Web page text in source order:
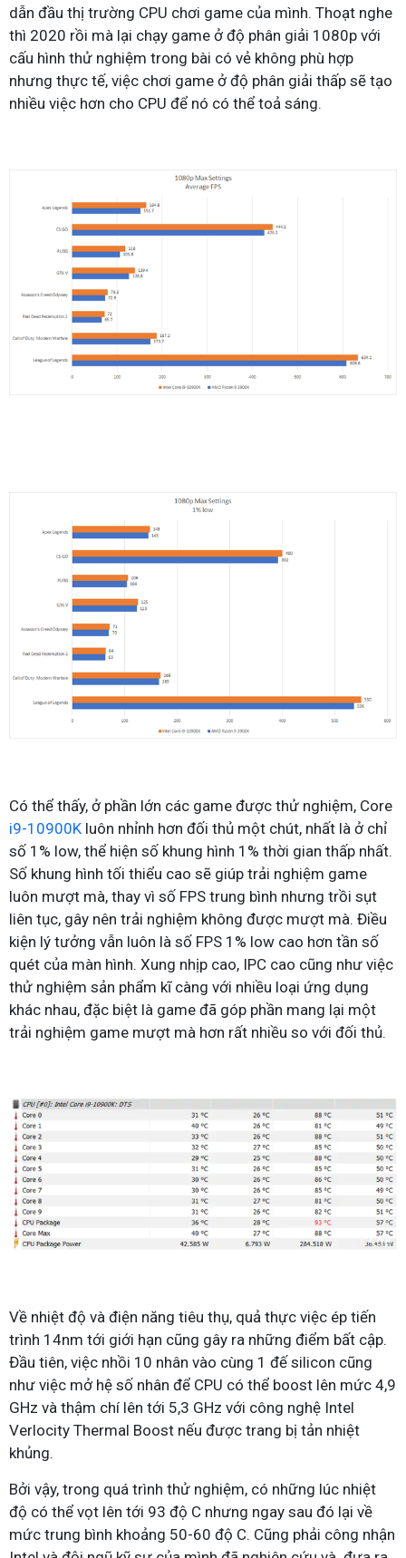
dẫn đầu thị trường CPU chơi game của mình. Thoạt nghe
thì 2020 rồi mà lại chạy game ở độ phân giải 1080p với
cấu hình thử nghiệm trong bài có vẻ không phù hợp
nhưng thực tế, việc chơi game ở độ phân giải thấp sẽ tạo
nhiều việc hơn cho CPU để nó có thể toả sáng.
Có thể thấy, ở phần lớn các game được thử nghiệm, Core
i9-10900K luôn nhỉnh hơn đối thủ một chút, nhất là ở chỉ
số 1% low, thể hiện số khung hình 1% thời gian thấp nhất.
Số khung hình tối thiểu cao sẽ giúp trải nghiệm game
luôn mượt mà, thay vì số FPS trung bình nhưng trồi sụt
liên tục, gây nên trải nghiệm không được mượt mà. Điều
kiện lý tưởng vẫn luôn là số FPS 1% low cao hơn tần số
quét của màn hình. Xung nhịp cao, IPC cao cũng như việc
thử nghiệm sản phẩm kĩ càng với nhiều loại ứng dụng
khác nhau, đặc biệt là game đã góp phần mang lại một
trải nghiệm game mượt mà hơn rất nhiều so với đối thủ.
Về nhiệt độ và điện năng tiêu thụ, quả thực việc ép tiến
trình 14nm tới giới hạn cũng gây ra những điểm bất cập.
Đầu tiên, việc nhồi 10 nhân vào cùng 1 đế silicon cũng
như việc mở hệ số nhân để CPU có thể boost lên mức 4,9
GHz và thậm chí lên tới 5,3 GHz với công nghệ Intel
Verlocity Thermal Boost nếu được trang bị tản nhiệt
khủng.
Bởi vậy, trong quá trình thử nghiệm, có những lúc nhiệt
độ có thể vọt lên tới 93 độ C nhưng ngay sau đó lại về
mức trung bình khoảng 50-60 độ C. Cũng phải công nhận